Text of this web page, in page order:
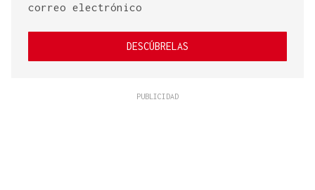
correo electrónico
DESCÚBRELAS